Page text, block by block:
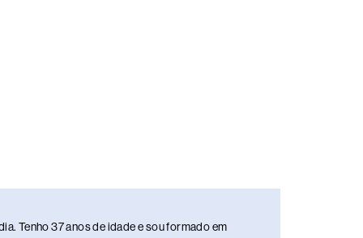
Tenho 37 anos de idade e sou formado em